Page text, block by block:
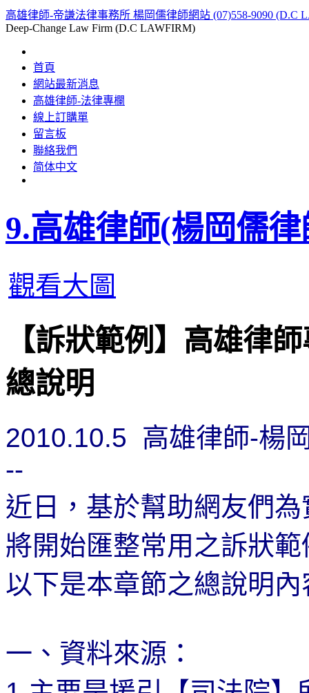
高雄律師-帝謙法律事務所 楊岡儒律師網站 (07)558-9090 (D.C
Deep-Change Law Firm (D.C LAWFIRM)
首頁
網站最新消息
高雄律師-法律專欄
線上訂購單
留言板
聯絡我們
简体中文
9.高雄律師(楊岡儒
觀看大圖
【訴狀範例】高雄律
總說明
2010.10.5 高雄律師-楊
--
近日，基於幫助網友們
將開始匯整常用之訴狀範
以下是本章節之總說明
一、資料來源：